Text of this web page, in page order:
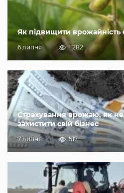
Як підвищити врожайність
6 липня 1 282
Страхування врожаю, як
захистити свій бізнес
7 липня 517